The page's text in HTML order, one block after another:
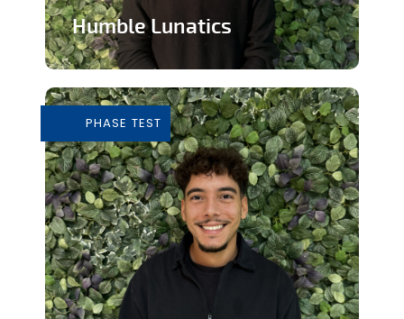
Humble Lunatics
éthique
En savoir plus
PHASE TEST